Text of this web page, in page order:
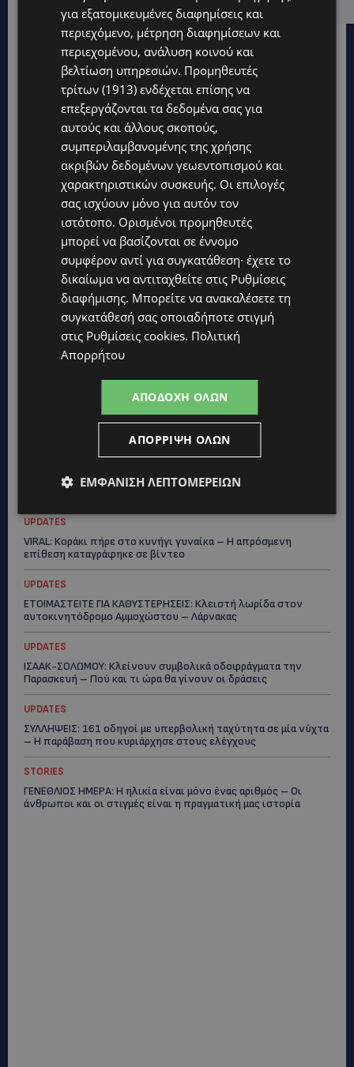
Topics
STORIES
ΜΑΡΙΝΟΣ ΚΩΝΣΤΑΝΤΙΝΙΔΗΣ: Οι πρωτοβουλίες για να
ξαναζωντανέψει η Μακαρίου και το κέντρο της Λευκωσίας-
ΤΡΟΧΑΙΟ ΣΤΗΝ ΛΕΥΚΩΣΙΑ: Χειροπέδες και στη σύζυγο του
ΔΕΝ ΥΠΟΧΩΡΕΙ Ο ΚΑΥΣΩΝΑΣ: Νέα κίτρινη προειδοποίηση για
40άρια – Πότε τίθεται σε ισχύ
UPDATES
VIRAL: Κοράκι πήρε στο κυνήγι γυναίκα – Η απρόσμενη
επίθεση καταγράφηκε σε βίντεο
UPDATES
ΕΤΟΙΜΑΣΤΕΙΤΕ ΓΙΑ ΚΑΘΥΣΤΕΡΗΣΕΙΣ: Κλειστή λωρίδα στον
αυτοκινητόδρομο Αμμοχώστου – Λάρνακας
UPDATES
ΙΣΑΑΚ-ΣΟΛΩΜΟΥ: Κλείνουν συμβολικά οδοφράγματα την
Παρασκευή – Πού και τι ώρα θα γίνουν οι δράσεις
UPDATES
ΣΥΛΛΗΨΕΙΣ: 161 οδηγοί με υπερβολική ταχύτητα σε μία νύχτα
– Η παράβαση που κυριάρχησε στους ελέγχους
STORIES
ΓΕΝΕΘΛΙΟΣ ΗΜΕΡΑ: Η ηλικία είναι μόνο ένας αριθμός – Οι
άνθρωποι και οι στιγμές είναι η πραγματική μας ιστορία
για εξατομικευμένες διαφημίσεις και
περιεχόμενο, μέτρηση διαφημίσεων και
περιεχομένου, ανάλυση κοινού και
βελτίωση υπηρεσιών. Προμηθευτές
τρίτων (1913) ενδέχεται επίσης να
επεξεργάζονται τα δεδομένα σας για
αυτούς και άλλους σκοπούς,
συμπεριλαμβανομένης της χρήσης
ακριβών δεδομένων γεωεντοπισμού και
χαρακτηριστικών συσκευής. Οι επιλογές
σας ισχύουν μόνο για αυτόν τον
ιστότοπο. Ορισμένοι προμηθευτές
μπορεί να βασίζονται σε έννομο
συμφέρον αντί για συγκατάθεση· έχετε το
δικαίωμα να αντιταχθείτε στις Ρυθμίσεις
διαφήμισης. Μπορείτε να ανακαλέσετε τη
συγκατάθεσή σας οποιαδήποτε στιγμή
στις Ρυθμίσεις cookies. Πολιτική
Απορρήτου
ΑΠΟΔΟΧΉ ΌΛΩΝ
ΑΠΌΡΡΙΨΗ ΌΛΩΝ
ΕΜΦΆΝΙΣΗ ΛΕΠΤΟΜΕΡΕΙΏΝ